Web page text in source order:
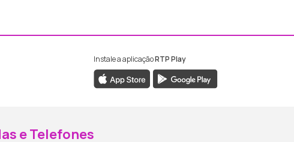
da RTP Madeira
Instagram da RTP Madeira
Instale a aplicaçãoRTP Play
e Telefones